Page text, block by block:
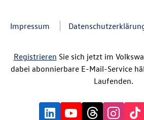
Impressum
Registrieren Sie sich jetzt im
dabei abonnierbare E-Mail-Service
Laufenden.